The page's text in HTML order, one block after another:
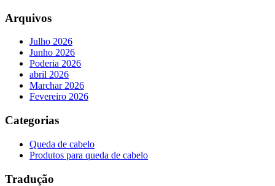
Arquivos
Julho 2026
Junho 2026
Poderia 2026
abril 2026
Marchar 2026
Fevereiro 2026
Categorias
Queda de cabelo
Produtos para queda de cabelo
Tradução